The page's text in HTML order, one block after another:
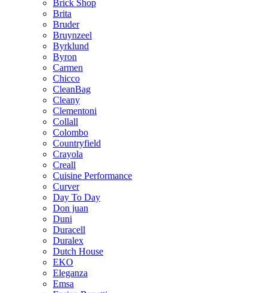
Brick Shop
Brita
Bruder
Bruynzeel
Byrklund
Byron
Carmen
Chicco
CleanBag
Cleany
Clementoni
Collall
Colombo
Countryfield
Crayola
Creall
Cuisine Performance
Curver
Day To Day
Don juan
Duni
Duracell
Duralex
Dutch House
EKO
Eleganza
Emsa